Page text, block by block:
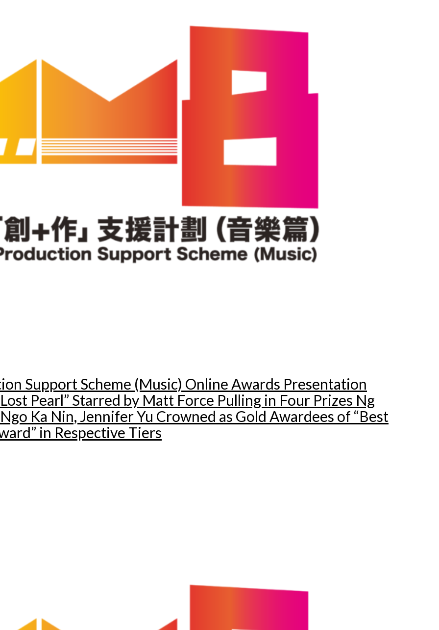
Support Scheme (Music) Online Awards Presentation
Pearl” Starred by Matt Force Pulling in Four Prizes Ng
Ka Nin, Jennifer Yu Crowned as Gold Awardees of “Best
in Respective Tiers